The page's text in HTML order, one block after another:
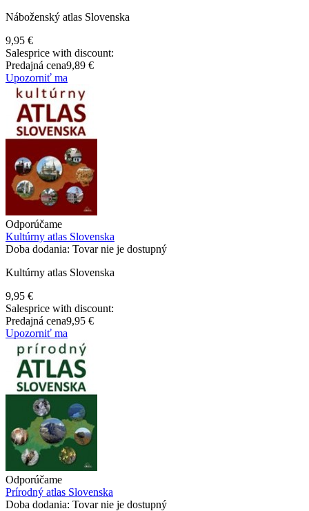
Náboženský atlas Slovenska
9,95 €
Salesprice with discount:
Predajná cena9,89 €
Upozorniť ma
Odporúčame
Kultúrny atlas Slovenska
Doba dodania: Tovar nie je dostupný
Kultúrny atlas Slovenska
9,95 €
Salesprice with discount:
Predajná cena9,95 €
Upozorniť ma
Odporúčame
Prírodný atlas Slovenska
Doba dodania: Tovar nie je dostupný